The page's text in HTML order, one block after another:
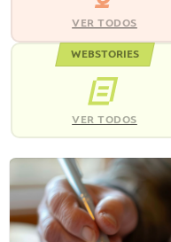
VER TODOS
WEBSTORIES
VER TODOS